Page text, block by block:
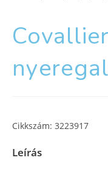
Cikkszám: 3223917
Leírás